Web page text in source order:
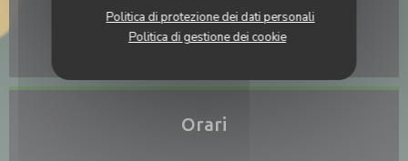
Politica di protezione dei dati personali
Politica di gestione dei cookie
Parcheggio
parking petit pont du paradis (façade esplanade)
Orari